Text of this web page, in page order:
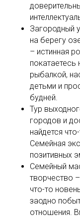
Загородный
на берегу
– истинная
покатаетесь
рыбалкой,
детьми и
будней.
Тур
городов и
найдется
Семейная
позитивных
Семейный
творчество
что-то
заодно
отношения.